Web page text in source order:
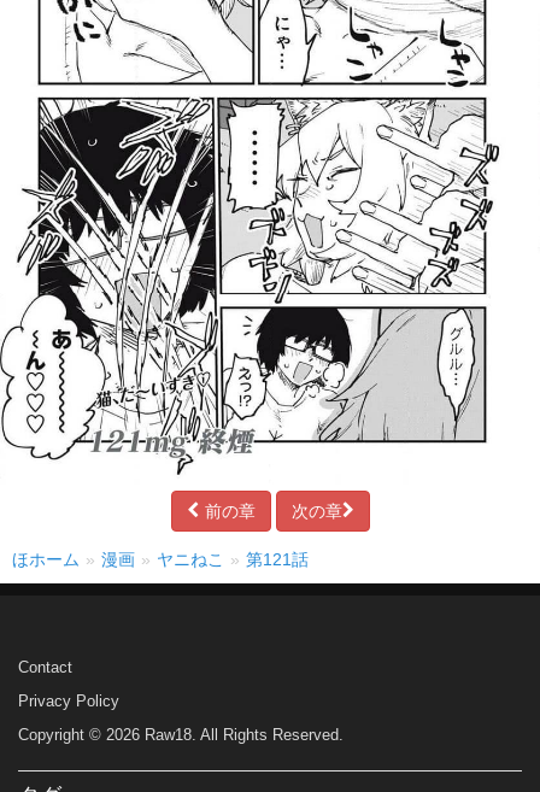
前の章 次の章
ほホーム 漫画 ヤニねこ 第121話
Contact
Privacy Policy
Copyright © 2026 Raw18. All Rights Reserved.